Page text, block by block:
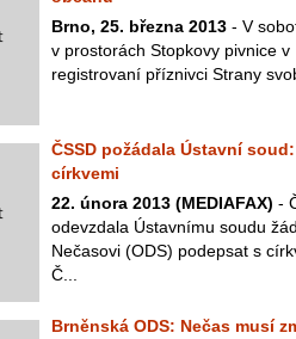
Brno, 25. března 2013 - V
v prostorách Stopkovy pivnice
registrovaní příznivci Strany
ČSSD požádala Ústavní
církvemi
22. února 2013 (MEDIAFAX) -
odevzdala Ústavnímu soudu
Nečasovi (ODS) podepsat s
Č...
Brněnská ODS: Nečas musí